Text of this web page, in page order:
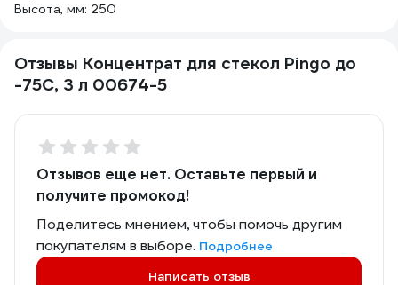
Высота, мм: 250
Отзывы Концентрат для стекол Pingo до
-75С, 3 л 00674-5
Отзывов еще нет. Оставьте первый и
получите промокод!
Поделитесь мнением, чтобы помочь другим
покупателям в выборе. Подробнее
Написать отзыв